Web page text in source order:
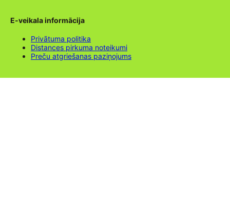
E-veikala informācija
Privātuma politika
Distances pirkuma noteikumi
Preču atgriešanas paziņojums